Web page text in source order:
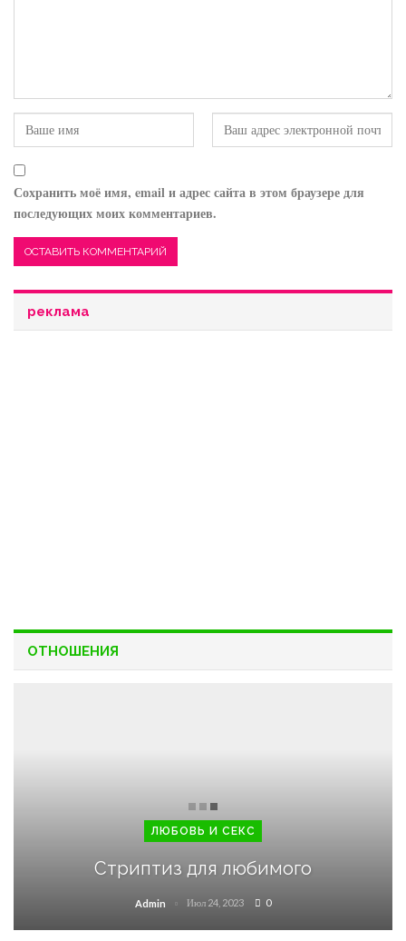
Сохранить моё имя, email и адрес сайта в этом браузере для
последующих моих комментариев.
реклама
ОТНОШЕНИЯ
ЛЮБОВЬ И СЕКС
Стриптиз для любимого
Admin Июл 24, 2023 0